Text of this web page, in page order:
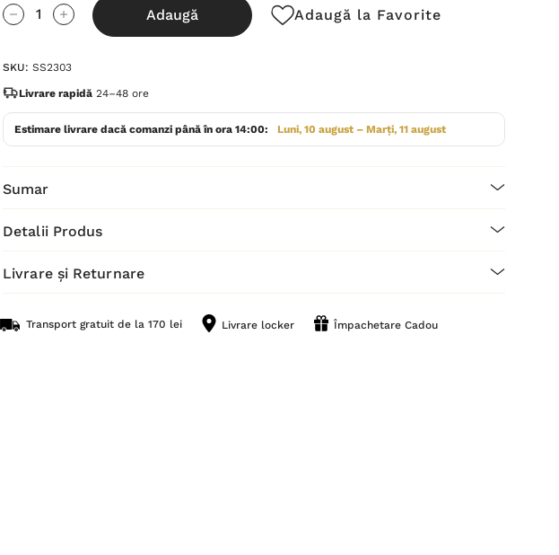
Grăbește-
te!
curent
este:
Cantitate scăzută:Cantitate Crescută:
Adaugă Adaugă la Favorite
SKU: SS2303
Livrare rapidă 24–48 ore
Estimare livrare dacă comanzi până în ora 14:00: Luni, 10 august – Marți, 11 august
Sumar
Detalii Produs
Livrare și Returnare
Transport gratuit de la 170 lei Livrare locker Împachetare Cadou